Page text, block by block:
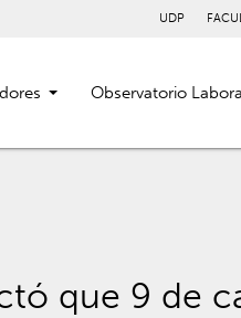
UDP
Observatorio
que 9 de